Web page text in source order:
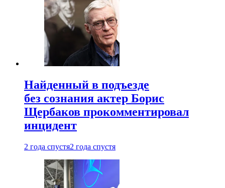
Найденный в подъезде
без сознания актер Борис
Щербаков прокомментировал
инцидент
2 года спустя2 года спустя